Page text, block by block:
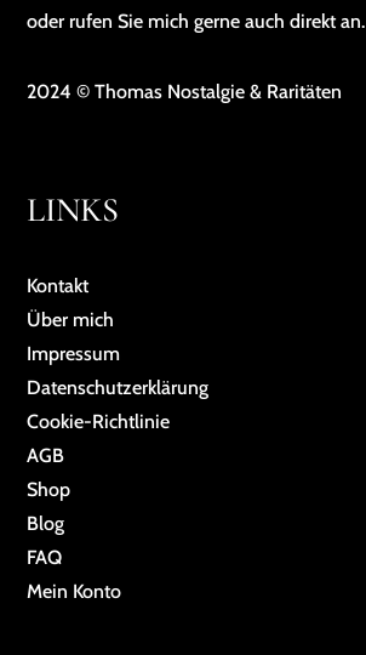
oder rufen Sie mich gerne auch direkt an.
2024 © Thomas Nostalgie & Raritäten
LINKS
Kontakt
Über mich
Impressum
Da­ten­schutz­er­klä­rung
Cookie-Richtlinie
AGB
Shop
Blog
FAQ
Mein Konto